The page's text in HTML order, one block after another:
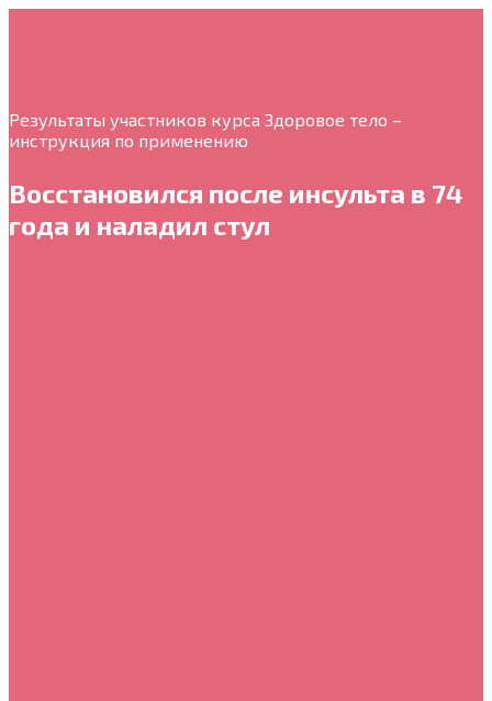
Результаты участников курса Здоровое тело –
инструкция по применению
Восстановился после инсульта в 74
года и наладил стул